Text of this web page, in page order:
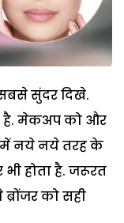
सुंदर दिखे.
है. मेकअप को और
में नये नये तरह के
होता है. जरूरत
को सही